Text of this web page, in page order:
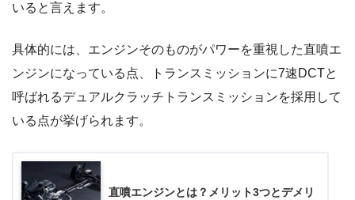
いると言えます。
具体的には、エンジンそのものがパワーを重視した直噴エ
ンジンになっている点、トランスミッションに7速DCTと
呼ばれるデュアルクラッチトランスミッションを採用して
いる点が挙げられます。
直噴エンジンとは？メリット3つとデメリ